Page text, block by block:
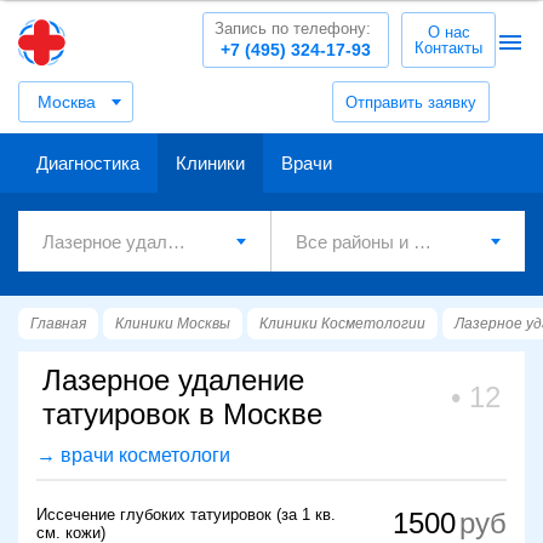
Москва Отправить заявку
+7 (495) 324-17-93
Запись по телефону:
О нас
Контакты
Диагностика Клиники Врачи
Главная Клиники Москвы Клиники Косметологии Лазерное
Лазерное удаление
татуировок в Москве
12
→ врачи косметологи
Иссечение глубоких татуировок (за 1 кв.
см. кожи)
1500